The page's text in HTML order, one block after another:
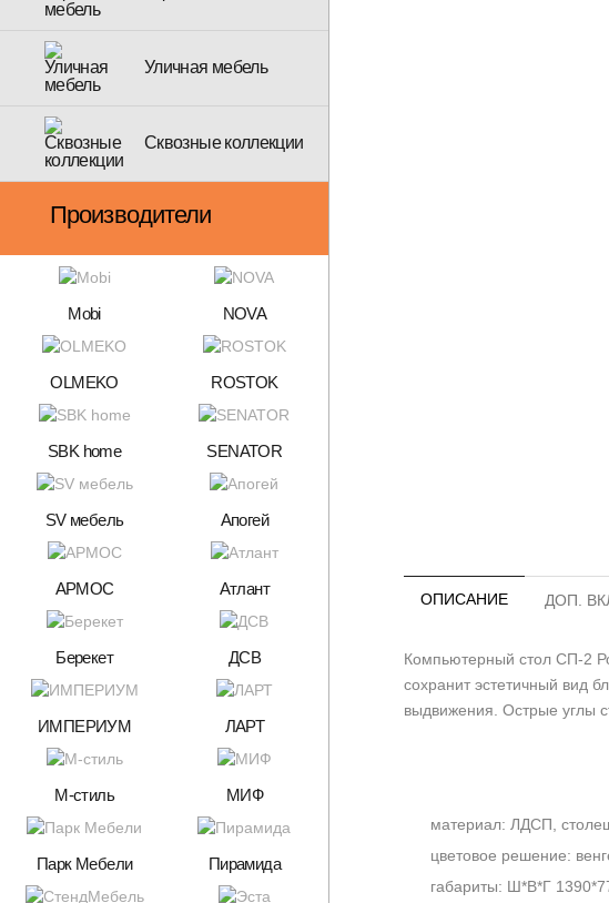
Уличная мебель
Сквозные коллекции
Производители
Mobi NOVA
OLMEKO ROSTOK
SBK home SENATOR
SV мебель Апогей
АРМОС Атлант
Берекет ДСВ
ИМПЕРИУМ ЛАРТ
М-стиль МИФ
Парк Мебели Пирамида
ОПИСАНИЕ ДОП.
Компьютерный стол СП-2
сохранит эстетичный вид
выдвижения. Острые углы
материал: ЛДСП,
цветовое решение:
габариты: Ш*В*Г